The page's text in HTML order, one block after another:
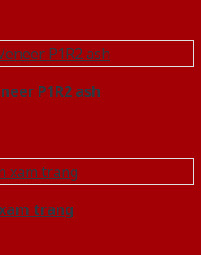
P1R2 ash
xam trang